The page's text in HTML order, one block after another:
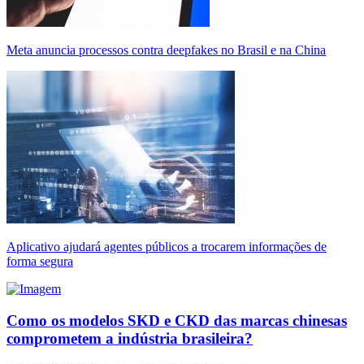
Meta anuncia processos contra deepfakes no Brasil e na China
Aplicativo ajudará agentes públicos a trocarem informações de
forma segura
Como os modelos SKD e CKD das marcas chinesas
comprometem a indústria brasileira?